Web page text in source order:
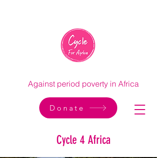
Cycle 4 Africa
Against period poverty in Africa
Donate